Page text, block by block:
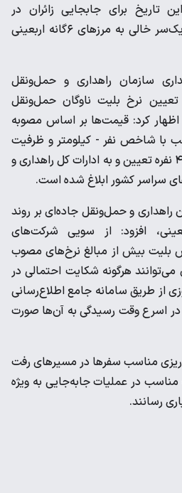
تاریخ برای جابجایی زائران در
مسیرهای بازگشت، ناوگان یک‌سر خالی به مرزهای ۶گانه اربعینی
سازمان راهداری و حمل‌ونقل
نرخ بلیت ناوگان حمل‌ونقل
اظهار کرد: قیمت‌ها بر اساس مصوبه
با شاخص نفر - کیلومتر و ظرفیت
ناوگان مسافری ۲۵، ۳۲ و ۴۴ نفره تعیین و به ادارات کل راهداری و
سراسر کشور ابلاغ شده است.
راهداری و حمل‌ونقل جاده‌ای بر روند
افزود: از سویی شرکت‌های
بلیت بیش از مبالغ نرخ‌های مصوب
هرگونه شکایت احتمالی در
از طریق سامانه جامع اطلاع‌رسانی
تا در اسرع وقت رسیدگی به آن‌ها صورت
مناسب سفرها در مسیرهای رفت
مناسب در عملیات جابه‌جایی به ویژه
رسانند.